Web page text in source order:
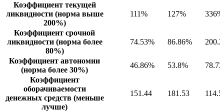
Коэффициент текущей
ликвидности (норма выше
200%)
111% 127% 336%
Коэффициент срочной
ликвидности (норма более
80%)
74.53% 86.86%
Коэффициент автономии
(норма более 30%)
46.86% 53.8%
Коэффициент
оборачиваемости
денежных средств (меньше
лучше)
151.44 181.53 114.5